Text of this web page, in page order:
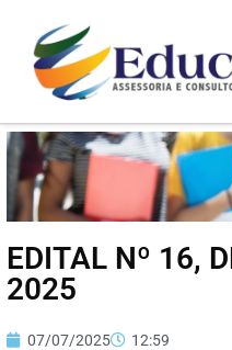
EDITAL Nº 16,
2025
07/07/2025 12:59